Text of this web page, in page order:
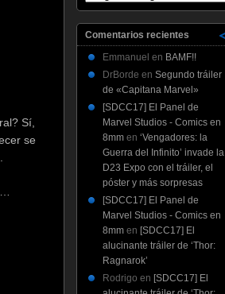
Sí,
se
Comentarios recientes
Emmanuel en BAMF!!
DrBorde en Segundo tráiler
de «Capitana Marvel»
[SDCC17] El Panel de
Marvel Studios - Comics en
8mmen ‘Vengadores: la
Guerra del Infinito’ invade la
D23 Expo con el tráiler, el
póster y más sorpresas
[SDCC17] El Panel de
Marvel Studios - Comics en
8mmen [SDCC17] El
alucinante tráiler de ‘Thor:
Ragnarok’
Rodrigo en [SDCC17] El